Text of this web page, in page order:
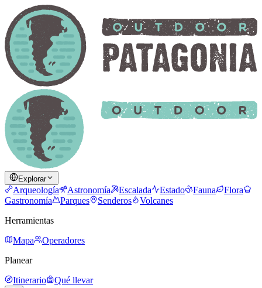
Explorar
Arqueología Astronomía Escalada Estado Fauna
Flora
Gastronomía
Parques Senderos
Volcanes
Herramientas
Mapa
Operadores
Planear
Itinerario
Qué llevar